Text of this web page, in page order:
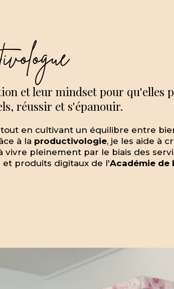
et leur mindset pour qu'elles
réussir et s'épanouir.
en cultivant un équilibre entre
à la productivologie, je les aide à
pleinement par le biais des
produits digitaux de l'Académie de